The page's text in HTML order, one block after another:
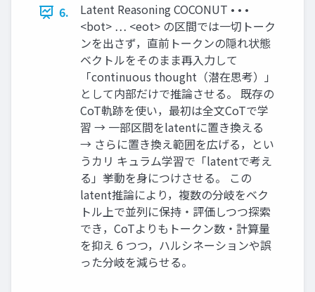
6.
Latent Reasoning COCONUT • • •
<bot> … <eot> の区間では一切トーク
ンを出さず，直前トークンの隠れ状態
ベクトルをそのまま再入力して
「continuous thought（潜在思考）」
として内部だけで推論させる。 既存の
CoT軌跡を使い，最初は全文CoTで学
習 → 一部区間をlatentに置き換える
→ さらに置き換え範囲を広げる，とい
うカリ キュラム学習で「latentで考え
る」挙動を身につけさせる。 この
latent推論により，複数の分岐をベク
トル上で並列に保持・評価しつつ探索
でき，CoTよりもトークン数・計算量
を抑え 6 つつ，ハルシネーションや誤
った分岐を減らせる。